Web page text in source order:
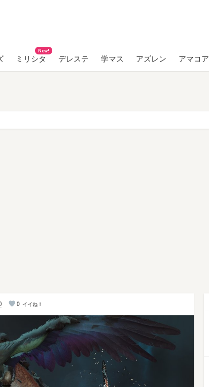
ミリシタ
New!
デレステ 学マス アズレン アマコア
0 イイね！